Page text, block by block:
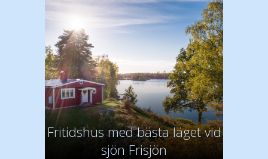
Fritidshus med bästa läget vid
sjön Frisjön